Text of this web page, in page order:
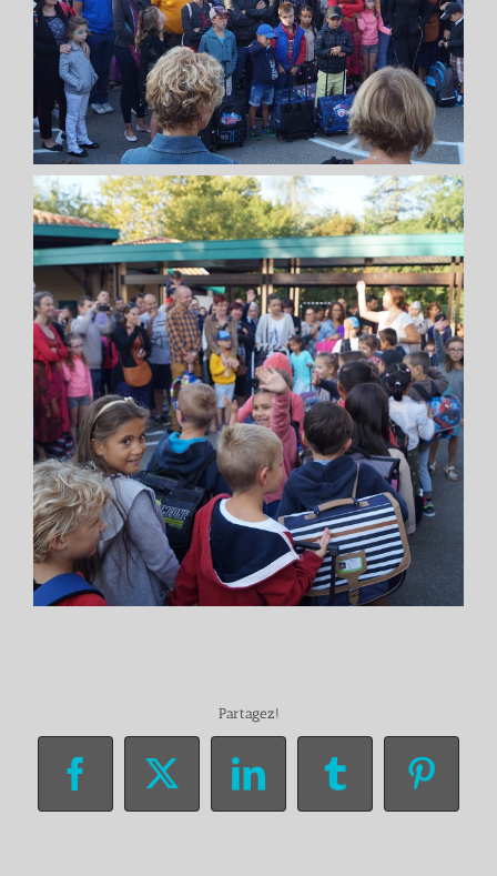
Partagez!
Facebook
X LinkedInTumblr